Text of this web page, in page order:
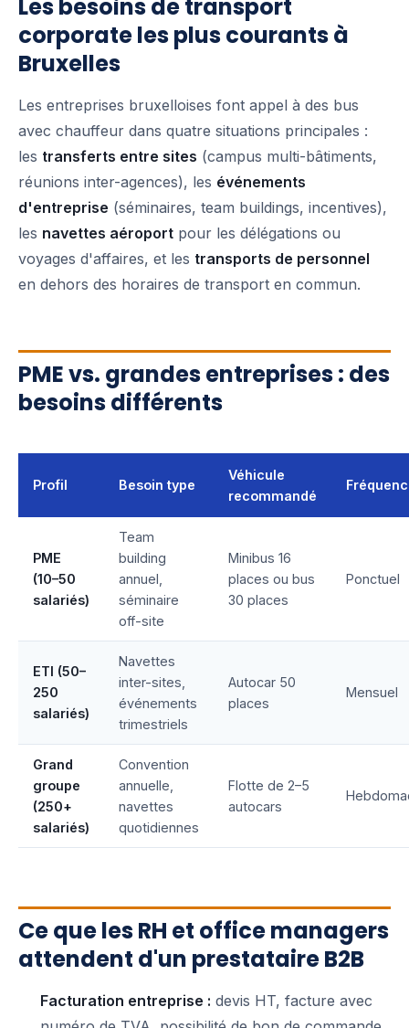
Les besoins de transport
corporate les plus courants à
Bruxelles
Les entreprises bruxelloises font appel à des bus
avec chauffeur dans quatre situations principales :
les transferts entre sites (campus multi-bâtiments,
réunions inter-agences), les événements
d'entreprise (séminaires, team buildings, incentives),
les navettes aéroport pour les délégations ou
voyages d'affaires, et les transports de personnel
en dehors des horaires de transport en commun.
PME vs. grandes entreprises : des
besoins différents
Profil Besoin type
Véhicule
recommandé
PME
(10–50
salariés)
Team
building
annuel,
séminaire
off-site
Minibus 16
places ou bus
30 places
Ponctuel
ETI (50–
250
salariés)
Navettes
inter-sites,
événements
trimestriels
Autocar 50
places
Mensuel
Grand
groupe
(250+
salariés)
Convention
annuelle,
navettes
quotidiennes
Flotte de 2–5
autocars
Ce que les RH et office managers
attendent d'un prestataire B2B
Facturation entreprise : devis HT, facture avec